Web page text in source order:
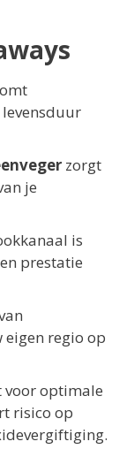
zorgt
je
is
prestatie
regio op
voor optimale
risico op